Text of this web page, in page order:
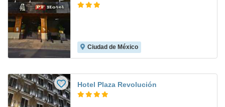
Ciudad de México
Hotel Plaza Revolución